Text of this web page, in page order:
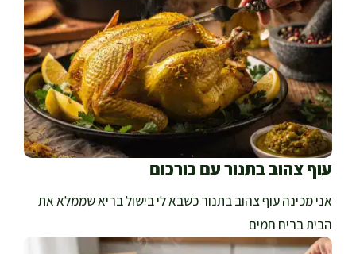
עוף צהוב בתנור עם כורכום
אני מכינה עוף צהוב בתנור כשבא לי בישול בריא שממלא את
הבית בריח חמים